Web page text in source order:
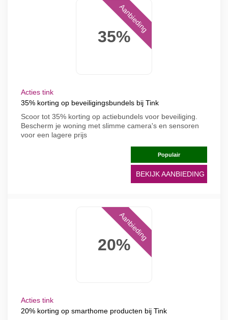
35%
Aanbieding
Acties tink
35% korting op beveiligingsbundels bij Tink
Scoor tot 35% korting op actiebundels voor beveiliging.
Bescherm je woning met slimme camera's en sensoren
voor een lagere prijs
Populair
BEKIJK AANBIEDING
20%
Aanbieding
Acties tink
20% korting op smarthome producten bij Tink